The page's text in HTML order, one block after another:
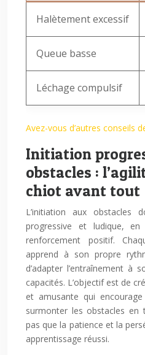
Halètement excessif
Queue basse
Léchage compulsif
Avez-vous d’autres conseils
Initiation
obstacles :
chiot avant tout
L’initiation aux obstacles
progressive et ludique,
renforcement positif.
apprend à son propre
d’adapter l’entraînement à
capacités. L’objectif est de
et amusante qui
surmonter les obstacles en
pas que la patience et la
apprentissage réussi.